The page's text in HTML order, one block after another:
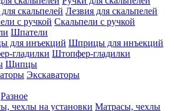
Лезвия для скальпелей
Скальпели с ручкой
Шпатели
Шприцы для инъекций
Штопфер-гладилки
Щипцы
Экскаваторы
Разное
Матрасы, чехлы